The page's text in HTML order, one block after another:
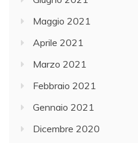
Maggio 2021
Aprile 2021
Marzo 2021
Febbraio 2021
Gennaio 2021
Dicembre 2020